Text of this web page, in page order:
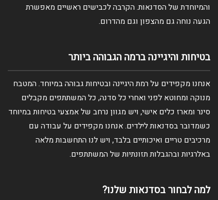
והמיוחדת של הסדנאות. הקרבה לכבישים ראשיים מאפשרת
הגעה נוחה גם מהצפון וגם מהדרום.
בטיחות והיגיינה ברמה הגבוהה ביותר
אנחנו מקפידים על רמת היגיינה ובטיחות גבוהה במיוחד. המטבח
מנוקה ומחוטא לפני ואחרי כל סדנה, כל המשתתפים מקבלים
סינר ומארז כלים אישי, ויש מגוון נרחב של אמצעי בטיחות במיוחד
כשמדובר בסדנאות לילדים. אנחנו מקפידים על עבודה עם
מרכיבים טריים ואיכותיים בלבד, ויש לנו התחשבות מלאה
באלרגיות ובהגבלות תזונתיות של המשתתפים.
למה לבחור בסדנאות שלנו?